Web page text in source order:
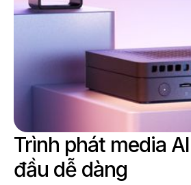
Trình phát media
đầu dễ dàng